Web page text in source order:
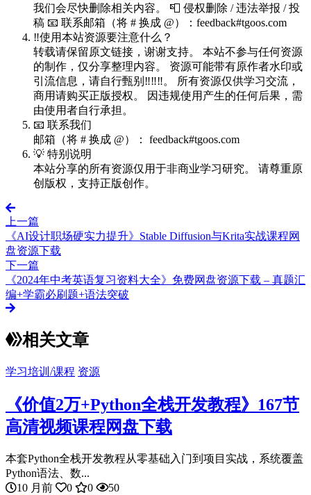
我们会尽快删除相关内容。 📮 侵权删除 / 违法举报 / 投
稿 📧 联系邮箱（将 # 换成 @）：feedback#tgoos.com
‼️使用本站资源要注意什么？
转载请保留原文链接，谢谢支持。 本站不参与任何资源
的制作，仅分享整理内容。 资源可能带有原作者水印或
引流信息，请自行甄别‼️‼️‼️。 所有资源仅供学习交流，
商用请购买正版授权。 因违规使用产生的任何后果，需
由使用者自行承担。
📧 联系我们
邮箱（将 # 换成 @）： feedback#tgoos.com
💡 特别说明
本站分享的所有资源仅用于非商业学习研究。 请尊重原
创版权，支持正版创作。
上一篇
《AI设计职场硬实力提升》Stable Diffusion与Krita实战课程网
盘资源下载
下一篇
《2024年中考英语复习资料大全》免费网盘资源下载 – 真题汇
编+学霸必刷题+语法突破
相关文章
学习培训/课程 资源
《价值2万+Python全栈开发教程》167节
高清视频课程网盘下载
本套Python全栈开发教程从零基础入门到项目实战，系统覆盖
Python语法、数...
10 月前
0 0
50